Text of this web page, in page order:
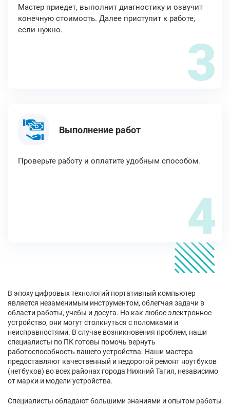
Мастер приедет, выполнит диагностику и озвучит
конечную стоимость. Далее приступит к работе,
если нужно.
3
Выполнение работ
Проверьте работу и оплатите удобным способом.
4
В эпоху цифровых технологий портативный компьютер
является незаменимым инструментом, облегчая задачи в
области работы, учебы и досуга. Но как любое электронное
устройство, они могут столкнуться с поломками и
неисправностями. В случае возникновения проблем, наши
специалисты по ПК готовы помочь вернуть
работоспособность вашего устройства. Наши мастера
предоставляют качественный и недорогой ремонт ноутбуков
(нетбуков) во всех районах города Нижний Тагил, независимо
от марки и модели устройства.
Специалисты обладают большими знаниями и опытом работы